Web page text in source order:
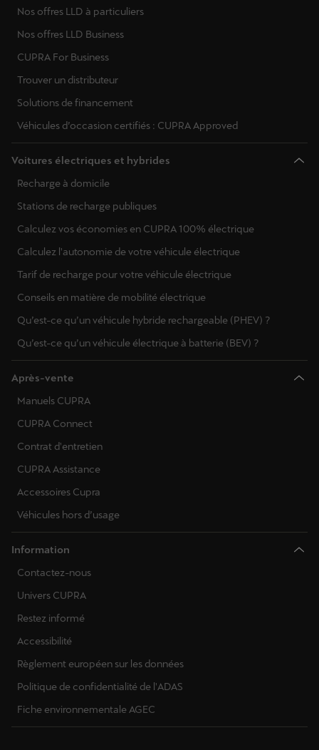
Nos offres LLD à particuliers
Nos offres LLD Business
CUPRA For Business
Trouver un distributeur
Solutions de financement
Véhicules d’occasion certifiés : CUPRA Approved
Voitures électriques et hybrides
Recharge à domicile
Stations de recharge publiques
Calculez vos économies en CUPRA 100% électrique
Calculez l'autonomie de votre véhicule électrique
Tarif de recharge pour votre véhicule électrique
Conseils en matière de mobilité électrique
Qu’est-ce qu’un véhicule hybride rechargeable (PHEV) ?
Qu’est-ce qu’un véhicule électrique à batterie (BEV) ?
Après-vente
Manuels CUPRA
CUPRA Connect
Contrat d'entretien
CUPRA Assistance
Accessoires Cupra
Véhicules hors d’usage
Information
Contactez-nous
Univers CUPRA
Restez informé
Accessibilité
Règlement européen sur les données
Politique de confidentialité de l'ADAS
Fiche environnementale AGEC